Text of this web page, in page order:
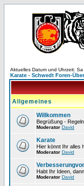
Aktuelles Datum und Uhrzeit:
Karate - Schwedt Foren-
Allgemeines
Willkommen
Begrüßung -
Moderator David
Karate
Hier könnt Ihr alles
Moderator David
Habt Ihr Ideen,
Moderator David